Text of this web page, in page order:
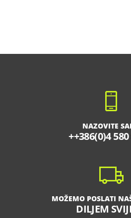
NAZOVITE
++386(0)4
MOŽEMO POSLATI
DILJEM